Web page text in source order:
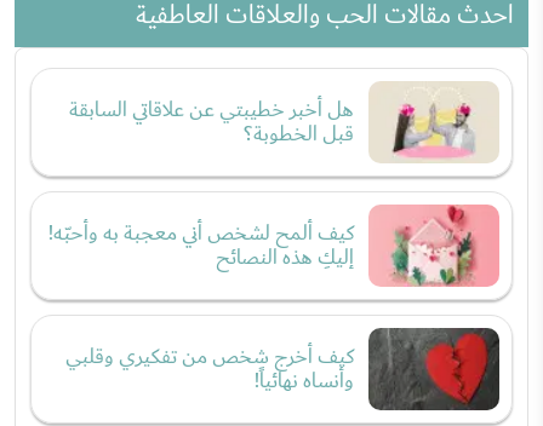
احدث مقالات الحب والعلاقات العاطفية
هل أخبر خطيبتي عن علاقاتي السابقة
قبل الخطوبة؟
كيف ألمح لشخص أني معجبة به وأحبّه!
إليكِ هذه النصائح
كيف أخرج شخص من تفكيري وقلبي
وأنساه نهائياً!